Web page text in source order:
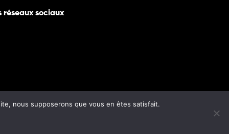
réseaux sociaux
nous supposerons que vous en êtes satisfait.